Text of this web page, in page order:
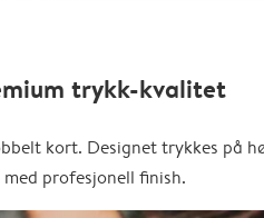
trykk-kvalitet
kort. Designet trykkes på
med profesjonell finish.